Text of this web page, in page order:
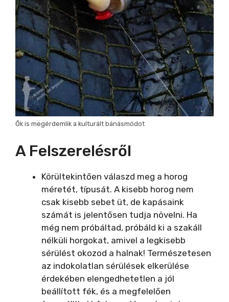
Ők is megérdemlik a kulturált bánásmódot
A Felszerelésről
Körültekintően válaszd meg a horog
méretét, típusát. A kisebb horog nem
csak kisebb sebet üt, de kapásaink
számát is jelentősen tudja növelni. Ha
még nem próbáltad, próbáld ki a szakáll
nélküli horgokat, amivel a legkisebb
sérülést okozod a halnak! Természetesen
az indokolatlan sérülések elkerülése
érdekében elengedhetetlen a jól
beállított fék, és a megfelelően